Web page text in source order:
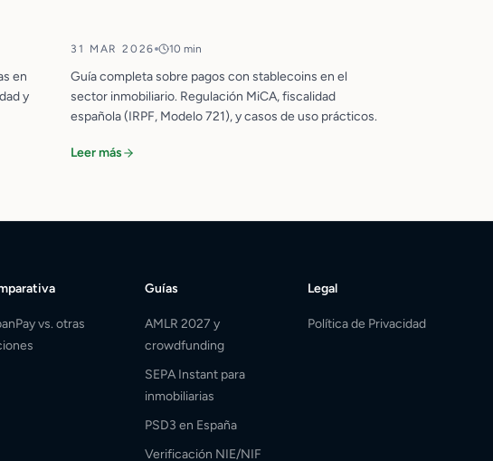
en
y
STABLECOINS
31 MAR 2026 10 min
Guía completa sobre pagos con stablecoins en el
sector inmobiliario. Regulación MiCA, fiscalidad
española (IRPF, Modelo 721), y casos de uso prácticos.
Leer más
vs. otras
Guías
AMLR 2027 y
crowdfunding
SEPA Instant para
inmobiliarias
PSD3 en España
Verificación NIE/NIF
Legal
Política de Privacidad